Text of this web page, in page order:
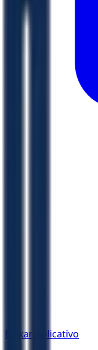
Baixar Aplicativo